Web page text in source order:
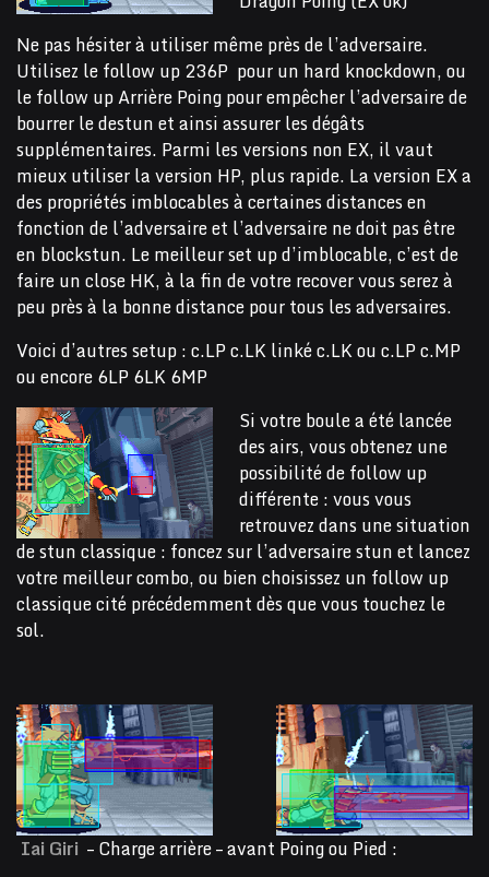
Ne pas hésiter à utiliser même près de l’adversaire.
Utilisez le follow up 236P pour un hard knockdown, ou
le follow up Arrière Poing pour empêcher l’adversaire de
bourrer le destun et ainsi assurer les dégâts
supplémentaires. Parmi les versions non EX, il vaut
mieux utiliser la version HP, plus rapide. La version EX a
des propriétés imblocables à certaines distances en
fonction de l’adversaire et l’adversaire ne doit pas être
en blockstun. Le meilleur set up d’imblocable, c’est de
faire un close HK, à la fin de votre recover vous serez à
peu près à la bonne distance pour tous les adversaires.
Voici d’autres setup : c.LP c.LK linké c.LK ou c.LP c.MP
ou encore 6LP 6LK 6MP
Si votre boule a été lancée
des airs, vous obtenez une
possibilité de follow up
différente : vous vous
retrouvez dans une situation
de stun classique : foncez sur l’adversaire stun et lancez
votre meilleur combo, ou bien choisissez un follow up
classique cité précédemment dès que vous touchez le
sol.
Iai Giri – Charge arrière – avant Poing ou Pied :